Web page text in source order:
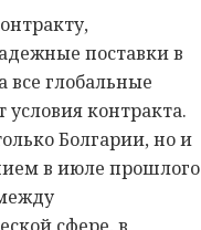
поставки в
все глобальные
контракта.
Болгарии, но и
в июле прошлого